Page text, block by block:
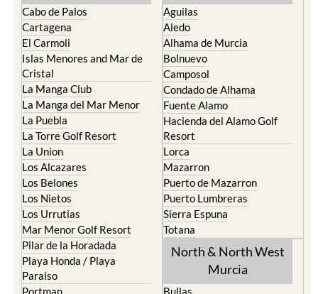
The Mar Menor
Cabo de Palos
Cartagena
El Carmoli
Islas Menores and Mar de
Cristal
La Manga Club
La Manga del Mar Menor
La Puebla
La Torre Golf Resort
La Union
Los Alcazares
Los Belones
Los Nietos
Los Urrutias
Mar Menor Golf Resort
Pilar de la Horadada
Playa Honda / Playa
South West Murcia
Aguilas
Aledo
Alhama de Murcia
Bolnuevo
Camposol
Condado de Alhama
Fuente Alamo
Hacienda del Alamo Golf
Resort
Lorca
Mazarron
Puerto de Mazarron
Puerto Lumbreras
Sierra Espuna
Totana
North & North West